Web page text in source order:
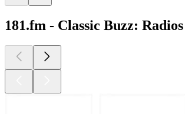
181.fm - Classic Buzz: